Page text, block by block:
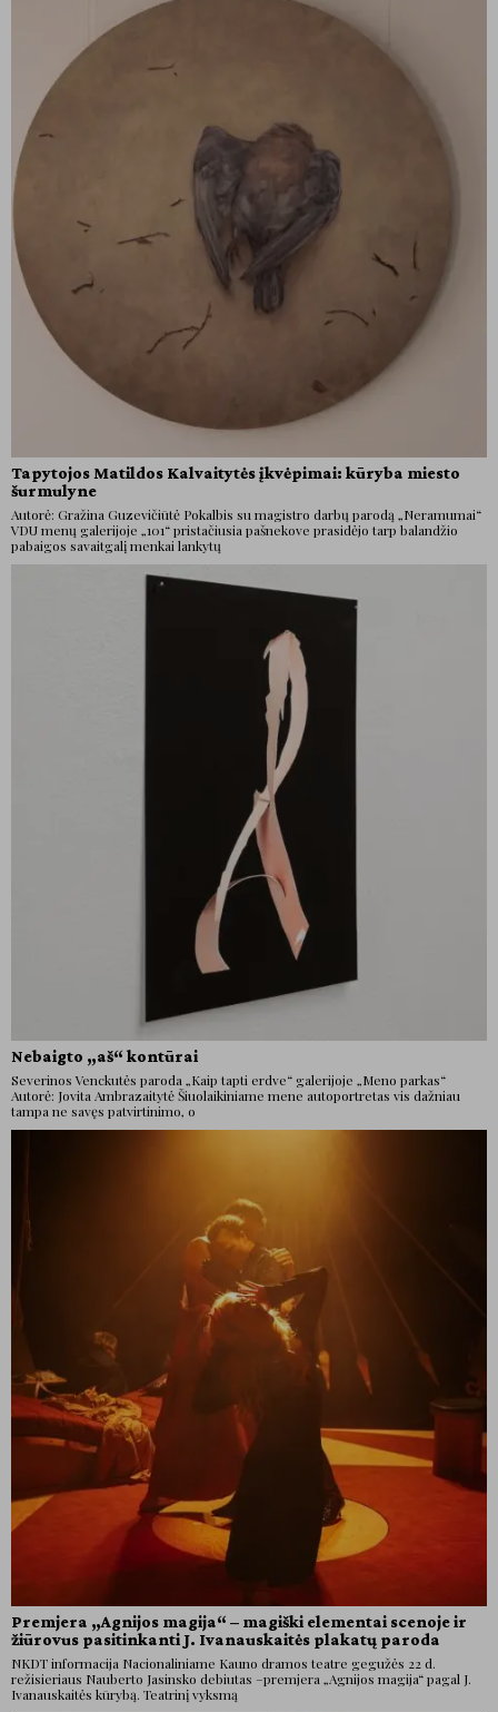
Tapytojos Matildos Kalvaitytės įkvėpimai: kūryba miesto
šurmulyne
Autorė: Gražina Guzevičiūtė Pokalbis su magistro darbų parodą „Neramumai“
VDU menų galerijoje „101“ pristačiusia pašnekove prasidėjo tarp balandžio
pabaigos savaitgalį menkai lankytų
Nebaigto „aš“ kontūrai
Severinos Venckutės paroda „Kaip tapti erdve“ galerijoje „Meno parkas“
Autorė: Jovita Ambrazaitytė Šiuolaikiniame mene autoportretas vis dažniau
tampa ne savęs patvirtinimo, o
Premjera „Agnijos magija“ – magiški elementai scenoje ir
žiūrovus pasitinkanti J. Ivanauskaitės plakatų paroda
NKDT informacija Nacionaliniame Kauno dramos teatre gegužės 22 d.
režisieriaus Nauberto Jasinsko debiutas –premjera „Agnijos magija“ pagal J.
Ivanauskaitės kūrybą. Teatrinį vyksmą